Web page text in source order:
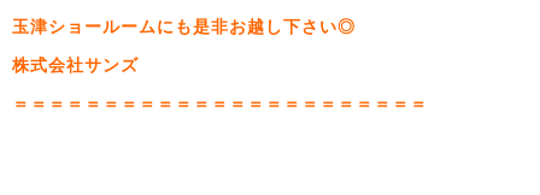
玉津ショールームにも是非お越し下さい◎
株式会社サンズ
＝＝＝＝＝＝＝＝＝＝＝＝＝＝＝＝＝＝＝＝＝＝＝